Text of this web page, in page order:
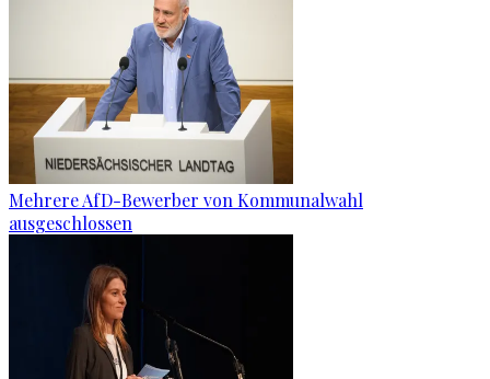
Mehrere AfD-Bewerber von Kommunalwahl
ausgeschlossen